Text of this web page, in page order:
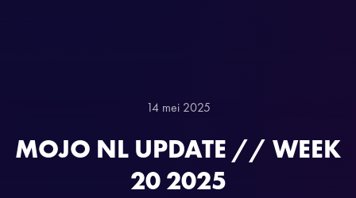
14 mei 2025
MOJO NL UPDATE // WEEK
20 2025